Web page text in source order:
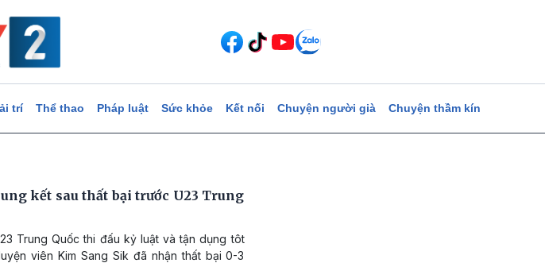
trí Thể thao Pháp luật Sức khỏe Kết nối Chuyện người già Chuyện thầm kín
kết sau thất bại trước U23 Trung
Trung Quốc thi đấu kỷ luật và tận dụng tôt
viên Kim Sang Sik đã nhận thất bại 0-3